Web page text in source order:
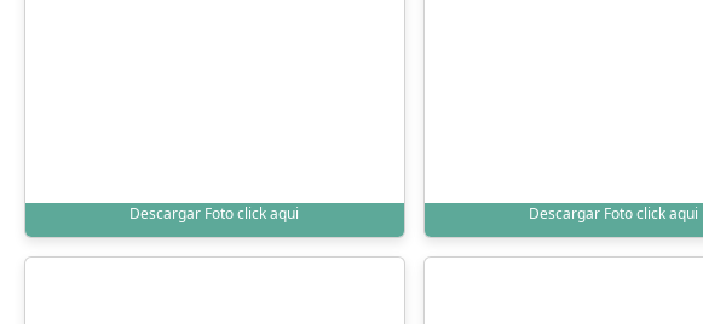
Descargar Foto click aqui Descargar Foto click aqui